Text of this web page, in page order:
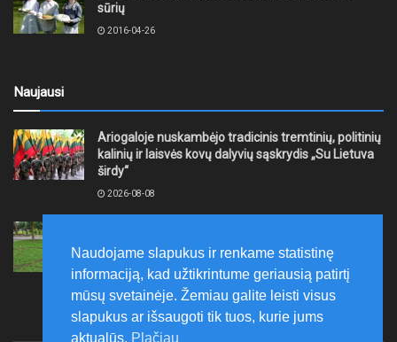
sūrių
2016-04-26
Naujausi
Ariogaloje nuskambėjo tradicinis tremtinių, politinių
kalinių ir laisvės kovų dalyvių sąskrydis „Su Lietuva
širdy“
2026-08-08
laikytis Kelių eismo taisyklių, tausoti aplinką
2026-08-08
Naudojame slapukus ir renkame statistinę
informaciją, kad užtikrintume geriausią patirtį
mūsų svetainėje. Žemiau galite leisti visus
slapukus ar išsaugoti tik tuos, kurie jums
aktualūs. Plačiau